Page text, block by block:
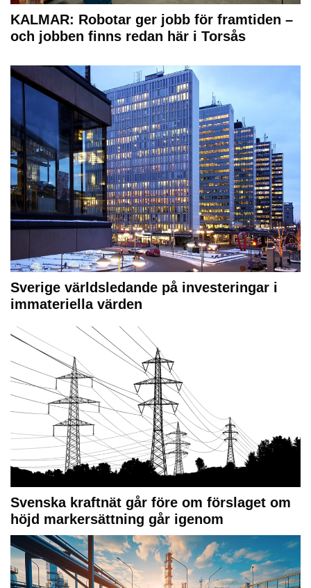
KALMAR: Robotar ger jobb för framtiden –
och jobben finns redan här i Torsås
Sverige världsledande på investeringar i
immateriella värden
Svenska kraftnät går före om förslaget om
höjd markersättning går igenom